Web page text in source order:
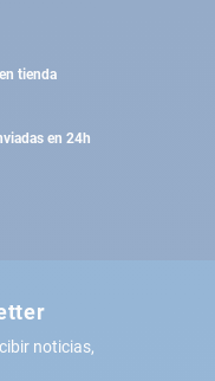
tienda
en 24h
noticias,